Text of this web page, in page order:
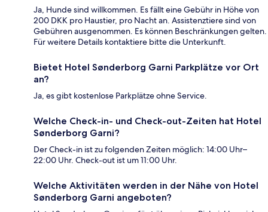
Ja, Hunde sind willkommen. Es fällt eine Gebühr in Höhe von
200 DKK pro Haustier, pro Nacht an. Assistenztiere sind von
Gebühren ausgenommen. Es können Beschränkungen gelten.
Für weitere Details kontaktiere bitte die Unterkunft.
Bietet Hotel Sønderborg Garni Parkplätze vor Ort
an?
Ja, es gibt kostenlose Parkplätze ohne Service.
Welche Check-in- und Check-out-Zeiten hat Hotel
Sønderborg Garni?
Der Check-in ist zu folgenden Zeiten möglich: 14:00 Uhr–
22:00 Uhr. Check-out ist um 11:00 Uhr.
Welche Aktivitäten werden in der Nähe von Hotel
Sønderborg Garni angeboten?